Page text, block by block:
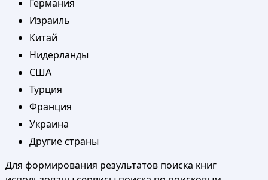
Германия
Израиль
Китай
Нидерланды
США
Турция
Франция
Украина
Другие страны
Для формирования результатов поиска книг